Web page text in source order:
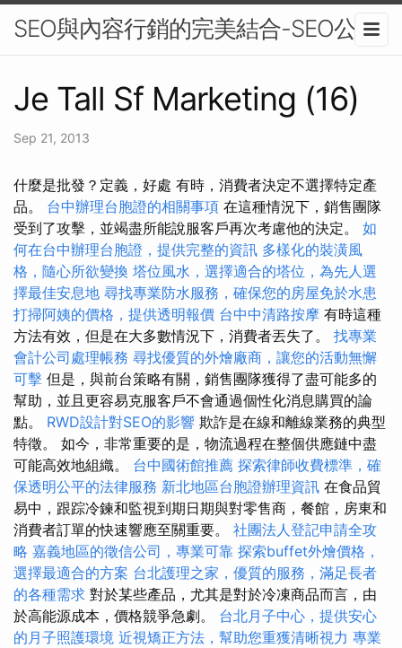
SEO與內容行銷的完美結合-SEO公司
Je Tall Sf Marketing (16)
Sep 21, 2013
什麼是批發？定義，好處 有時，消費者決定不選擇特定產
品。 台中辦理台胞證的相關事項 在這種情況下，銷售團隊
受到了攻擊，並竭盡所能說服客戶再次考慮他的決定。 如
何在台中辦理台胞證，提供完整的資訊 多樣化的裝潢風
格，隨心所欲變換 塔位風水，選擇適合的塔位，為先人選
擇最佳安息地 尋找專業防水服務，確保您的房屋免於水患
打掃阿姨的價格，提供透明報價 台中中清路按摩 有時這種
方法有效，但是在大多數情況下，消費者丟失了。 找專業
會計公司處理帳務 尋找優質的外燴廠商，讓您的活動無懈
可擊 但是，與前台策略有關，銷售團隊獲得了盡可能多的
幫助，並且更容易克服客戶不會通過個性化消息購買的論
點。 RWD設計對SEO的影響 欺詐是在線和離線業務的典型
特徵。 如今，非常重要的是，物流過程在整個供應鏈中盡
可能高效地組織。 台中國術館推薦 探索律師收費標準，確
保透明公平的法律服務 新北地區台胞證辦理資訊 在食品貿
易中，跟踪冷鍊和監視到期日期與對零售商，餐館，房東和
消費者訂單的快速響應至關重要。 社團法人登記申請全攻
略 嘉義地區的徵信公司，專業可靠 探索buffet外燴價格，
選擇最適合的方案 台北護理之家，優質的服務，滿足長者
的各種需求 對於某些產品，尤其是對於冷凍商品而言，由
於高能源成本，價格競爭急劇。 台北月子中心，提供安心
的月子照護環境 近視矯正方法，幫助您重獲清晰視力 專業